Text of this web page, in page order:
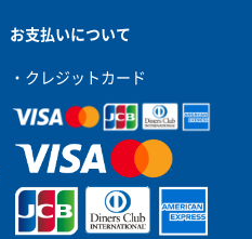
お支払いについて
・クレジットカード